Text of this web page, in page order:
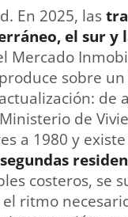
En 2025, las
el sur y
Mercado
sobre
de
de
a 1980 y existe
costeros, se
ritmo